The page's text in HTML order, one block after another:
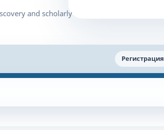
Регистрация